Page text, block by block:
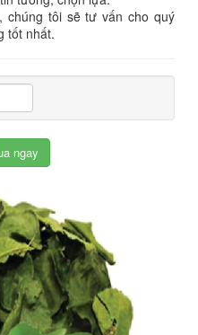
chúng tôi sẽ tư vấn cho quý
tốt nhất.
ngay